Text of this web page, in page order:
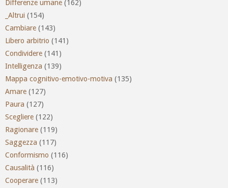
Differenze umane (162)
_Altrui (154)
Cambiare (143)
Libero arbitrio (141)
Condividere (141)
Intelligenza (139)
Mappa cognitivo-emotivo-motiva (135)
Amare (127)
Paura (127)
Scegliere (122)
Ragionare (119)
Saggezza (117)
Conformismo (116)
Causalità (116)
Cooperare (113)